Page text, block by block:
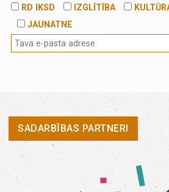
RD IKSD IZGLĪTĪBA
JAUNATNE
SADARBĪBAS PARTNERI